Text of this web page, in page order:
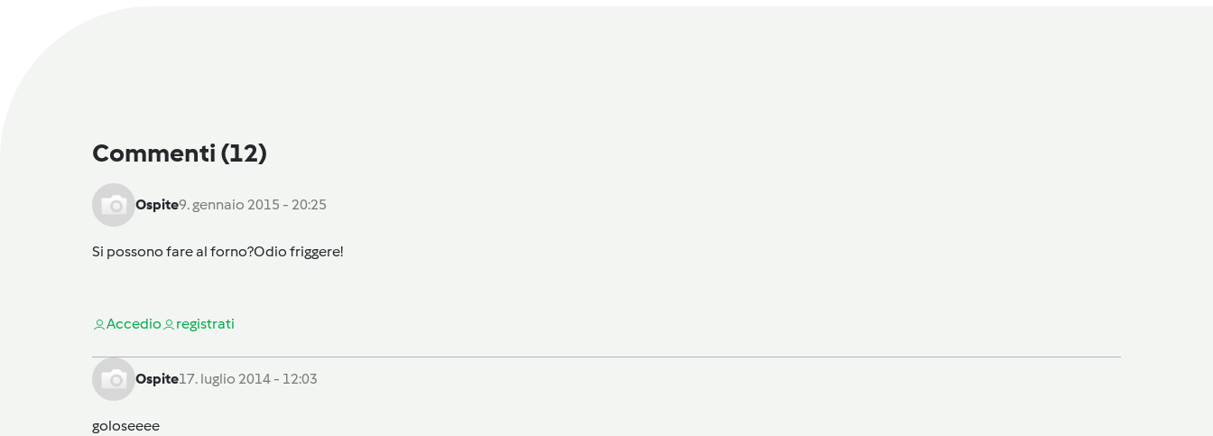
Commenti (12)
Ospite9. gennaio 2015 - 20:25
Si possono fare al forno?Odio friggere!
Accedio registrati
Ospite17. luglio 2014 - 12:03
goloseeee